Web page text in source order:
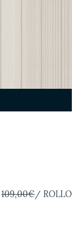
109,00€/ ROLLO